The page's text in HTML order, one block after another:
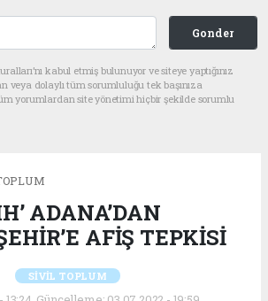
Gonder
kabul etmiş bulunuyor ve siteye yaptığınız
dolaylı tüm sorumluluğu tek başınıza
yorumlardan site yönetimi hiçbir şekilde sorumlu
ADANA’DAN
AFİŞ TEPKİSİ
SİVİL TOPLUM